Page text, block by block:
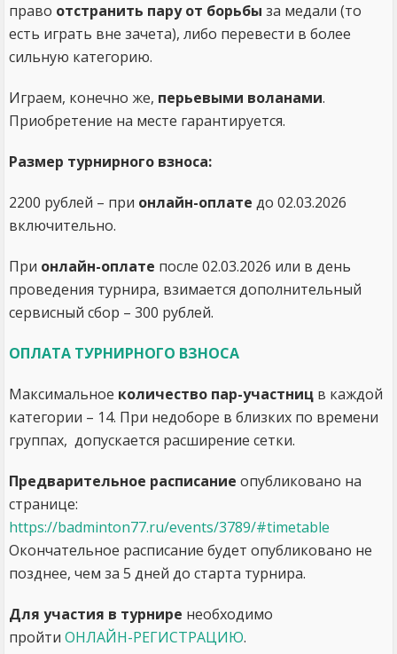
право отстранить пару от борьбы за медали (то
есть играть вне зачета), либо перевести в более
сильную категорию.
Играем, конечно же, перьевыми воланами.
Приобретение на месте гарантируется.
Размер турнирного взноса:
2200 рублей – при онлайн-оплате до 02.03.2026
включительно.
При онлайн-оплате после 02.03.2026 или в день
проведения турнира, взимается дополнительный
сервисный сбор – 300 рублей.
ОПЛАТА ТУРНИРНОГО ВЗНОСА
Максимальное количество пар-участниц в каждой
категории – 14. При недоборе в близких по времени
группах, допускается расширение сетки.
Предварительное расписание опубликовано на
странице:
https://badminton77.ru/events/3789/#timetable
Окончательное расписание будет опубликовано не
позднее, чем за 5 дней до старта турнира.
Для участия в турнире необходимо
пройти ОНЛАЙН-РЕГИСТРАЦИЮ.